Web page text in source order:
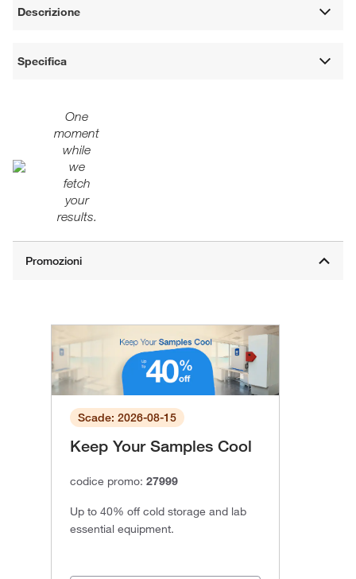
Descrizione
Specifica
One
moment
while
we
fetch
your
results.
Scade: 2026-08-15
Keep Your Samples Cool
codice promo: 27999
Up to 40% off cold storage and lab
essential equipment.